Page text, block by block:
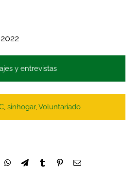
y entrevistas
, sinhogar,Voluntariado